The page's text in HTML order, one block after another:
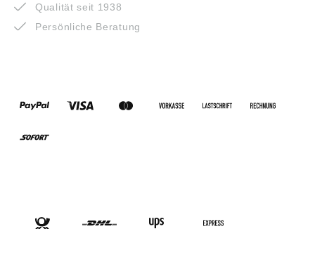
Qualität seit 1938
Persönliche Beratung